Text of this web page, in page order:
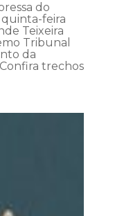
do
quinta-feira
Teixeira
Tribunal
da
trechos